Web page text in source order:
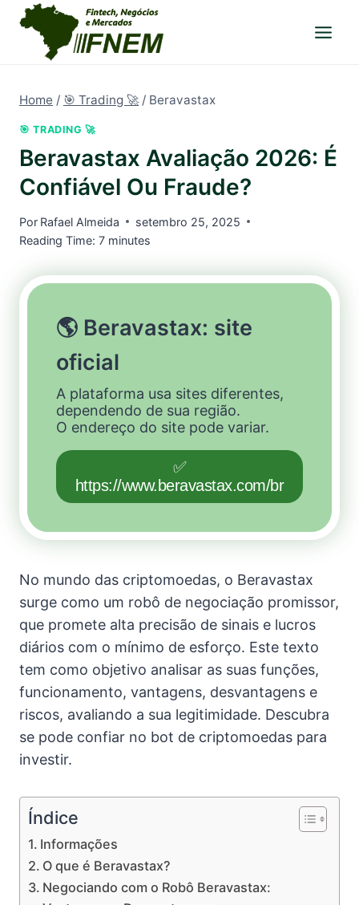
Pular
para
Home / 🎯 Trading 🚀 / Beravastax
🎯 TRADING 🚀
Beravastax Avaliação 2026: É
Confiável Ou Fraude?
Por Rafael Almeida
setembro 25, 2025
Reading Time: 7 minutes
🌎 Beravastax: site
oficial
A plataforma usa sites diferentes,
dependendo de sua região.
O endereço do site pode variar.
✅
https://www.beravastax.com/br
No mundo das criptomoedas, o Beravastax
surge como um robô de negociação promissor,
que promete alta precisão de sinais e lucros
diários com o mínimo de esforço. Este texto
tem como objetivo analisar as suas funções,
funcionamento, vantagens, desvantagens e
riscos, avaliando a sua legitimidade. Descubra
se pode confiar no bot de criptomoedas para
investir.
Índice
Informações
O que é Beravastax?
Negociando com o Robô Beravastax: